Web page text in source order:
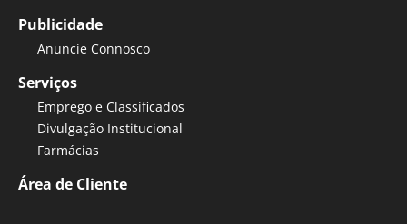
Publicidade
Anuncie Connosco
Serviços
Emprego e Classificados
Divulgação Institucional
Farmácias
Área de Cliente